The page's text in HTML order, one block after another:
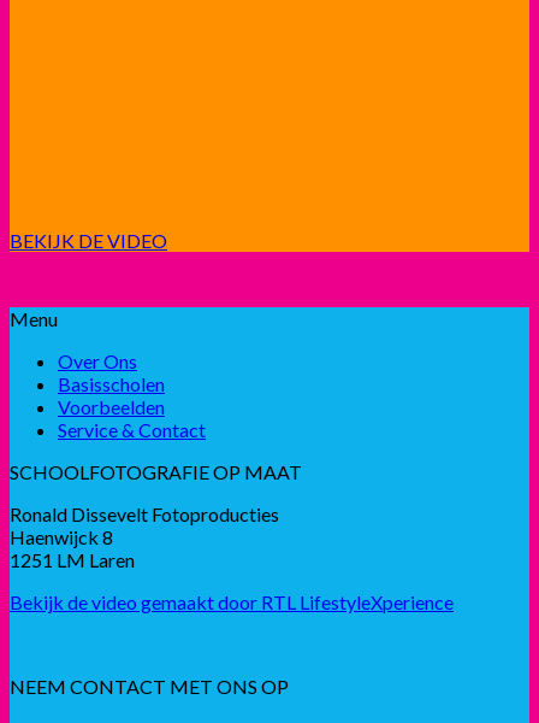
BEKIJK DE VIDEO
Menu
Over Ons
Basisscholen
Voorbeelden
Service & Contact
SCHOOLFOTOGRAFIE OP MAAT
Ronald Dissevelt Fotoproducties
Haenwijck 8
1251 LM Laren
Bekijk de video gemaakt door RTL LifestyleXperience
NEEM CONTACT MET ONS OP